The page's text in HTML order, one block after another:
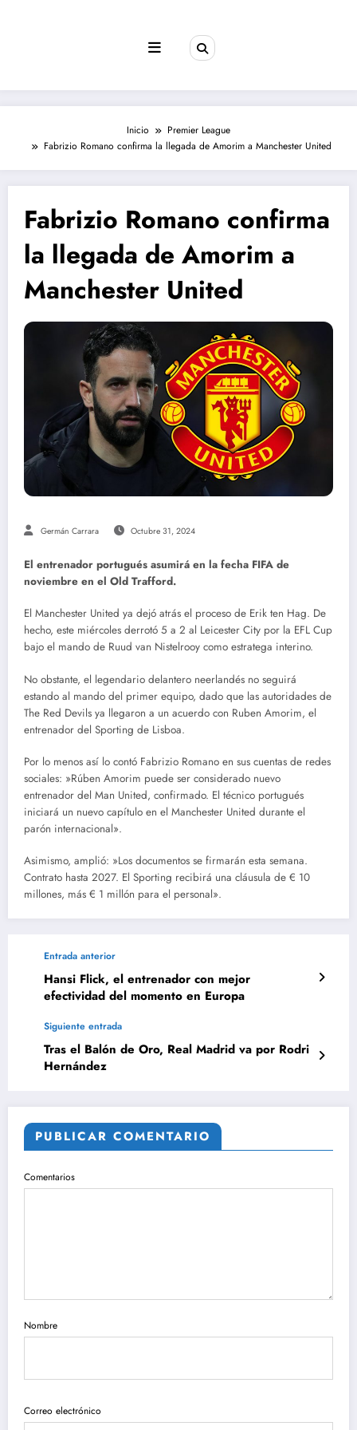
Inicio
Premier League
Fabrizio Romano confirma la llegada de Amorim a Manchester United
Fabrizio Romano confirma
la llegada de Amorim a
Manchester United
Germán Carrara Octubre 31, 2024
El entrenador portugués asumirá en la fecha FIFA de
noviembre en el Old Trafford.
El Manchester United ya dejó atrás el proceso de Erik ten Hag. De
hecho, este miércoles derrotó 5 a 2 al Leicester City por la EFL Cup
bajo el mando de Ruud van Nistelrooy como estratega interino.
No obstante, el legendario delantero neerlandés no seguirá
estando al mando del primer equipo, dado que las autoridades de
The Red Devils ya llegaron a un acuerdo con Ruben Amorim, el
entrenador del Sporting de Lisboa.
Por lo menos así lo contó Fabrizio Romano en sus cuentas de redes
sociales: »Rúben Amorim puede ser considerado nuevo
entrenador del Man United, confirmado. El técnico portugués
iniciará un nuevo capítulo en el Manchester United durante el
parón internacional».
Asimismo, amplió: »Los documentos se firmarán esta semana.
Contrato hasta 2027. El Sporting recibirá una cláusula de € 10
millones, más € 1 millón para el personal».
Entrada anterior
Hansi Flick, el entrenador con mejor
efectividad del momento en Europa
Siguiente entrada
Tras el Balón de Oro, Real Madrid va por Rodri
Hernández
PUBLICAR COMENTARIO
Comentarios
Nombre
Correo electrónico